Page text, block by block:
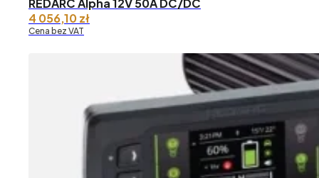
4 056,10zł
Cena bez VAT